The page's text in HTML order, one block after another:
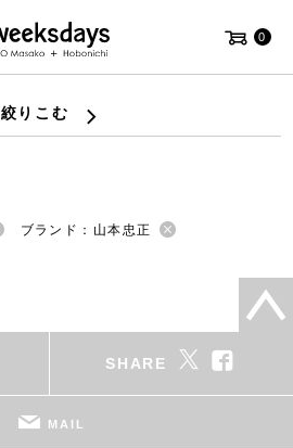
0
絞りこむ
ブランド：山本忠正
SHARE
MAIL